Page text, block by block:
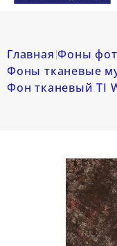
Главная Фоны
Фоны тканевые
Фон тканевый TI